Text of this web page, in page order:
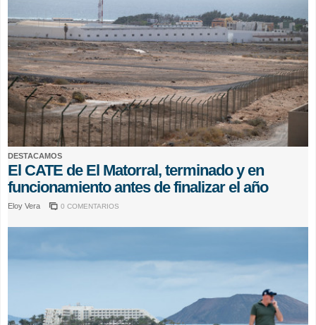
DESTACAMOS
El CATE de El Matorral, terminado y en
funcionamiento antes de finalizar el año
Eloy Vera 0 COMENTARIOS